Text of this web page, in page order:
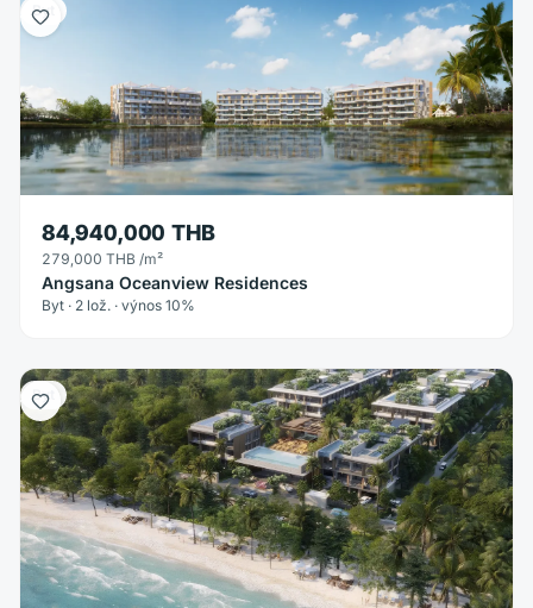
Byt
84,940,000 THB
279,000 THB /m²
Angsana Oceanview Residences
Byt · 2 lož. · výnos 10%
Byt